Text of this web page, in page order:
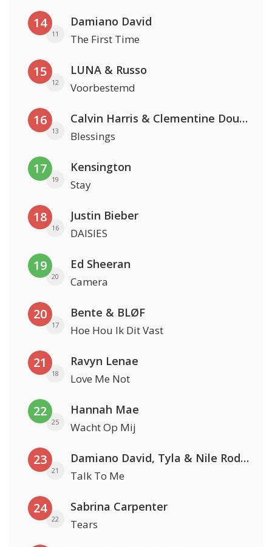
14
11
Damiano David
The First Time
15
12
LUNA & Russo
Voorbestemd
16
13
Calvin Harris & Clementine Douglas
Blessings
17
19
Kensington
Stay
18
16
Justin Bieber
DAISIES
19
20
Ed Sheeran
Camera
20
17
Bente & BLØF
Hoe Hou Ik Dit Vast
21
18
Ravyn Lenae
Love Me Not
22
25
Hannah Mae
Wacht Op Mij
23
21
Damiano David, Tyla & Nile Rodgers
Talk To Me
24
22
Sabrina Carpenter
Tears